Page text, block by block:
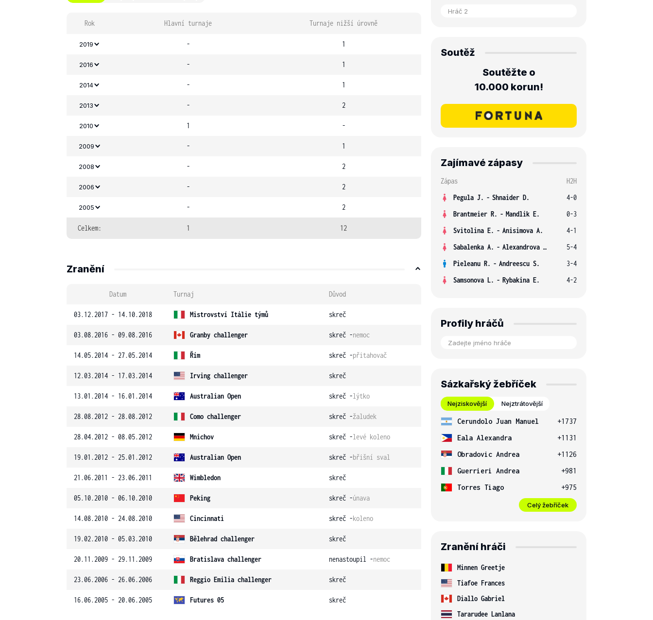
Rok Hlavní turnaje Turnaje nižší úrovně
2019 - 1
2016 - 1
2014 - 1
2013 - 2
2010 1 -
2009 - 1
2008 - 2
2006 - 2
2005 - 2
Celkem: 1 12
Zranění
Datum Turnaj Důvod
03.12.2017 - 14.10.2018 Mistrovství Itálie týmů skreč
03.08.2016 - 09.08.2016 Granby challenger skreč -nemoc
14.05.2014 - 27.05.2014 Řím skreč -přitahovač
12.03.2014 - 17.03.2014 Irving challenger skreč
13.01.2014 - 16.01.2014 Australian Open skreč -lýtko
28.08.2012 - 28.08.2012 Como challenger skreč -žaludek
28.04.2012 - 08.05.2012 Mnichov skreč -levé koleno
19.01.2012 - 25.01.2012 Australian Open skreč -břišní sval
21.06.2011 - 23.06.2011 Wimbledon skreč
05.10.2010 - 06.10.2010 Peking skreč -únava
14.08.2010 - 24.08.2010 Cincinnati skreč -koleno
19.02.2010 - 05.03.2010 Bělehrad challenger skreč
20.11.2009 - 29.11.2009 Bratislava challenger nenastoupil -nemoc
23.06.2006 - 26.06.2006 Reggio Emilia challenger skreč
16.06.2005 - 20.06.2005 Futures 05 skreč
Soutěž
Soutěžte o
10.000 korun!
Zajímavé zápasy
Zápas
H2H
Pegula J. - Shnaider D.
4-0
Brantmeier R. - Mandlik E.
0-3
Svitolina E. - Anisimova A.
4-1
Sabalenka A. - Alexandrova E.
5-4
Pieleanu R. - Andreescu S.
3-4
Samsonova L. - Rybakina E. 4-2
Profily hráčů
Sázkařský žebříček
Nejziskovější Nejztrátovější
Cerundolo Juan Manuel
+1737
Eala Alexandra
+1131
Obradovic Andrea
+1126
Guerrieri Andrea
+981
Torres Tiago
+975
Celý žebříček
Zranění hráči
Minnen Greetje
Tiafoe Frances
Diallo Gabriel
Tararudee Lanlana